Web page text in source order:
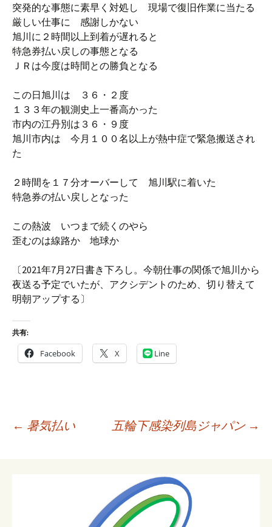
突発的な事態に素早く対処し 現場で復旧作業に当たる
厳しい仕事に 感謝しかない
旭川に２時間以上到着が遅れると
特急券払い戻しの事態となる
ＪＲは今度は時間との勝負となる
この日旭川は ３６・２度
１３３年の観測史上一番高かった
市内の江丹別は３６・９度
旭川市内は 今月１００名以上が熱中症で緊急搬送され
た
２時間を１７分オーバーして 旭川駅に着いた
特急券の払い戻しとなった
この熱波 いつまで続くのやら
歪むのは線路か 地球か
〔2021年7月27日書き下ろし。今朝仕事の関係で旭川から
夜送る予定でいたが、アクシデントのため、切り替えて
明朝アップする〕
共有:
Facebook X Line
← 暑気払い 五輪下感染列島ジャパン →